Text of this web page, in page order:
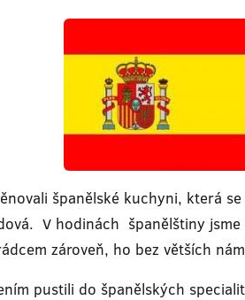
španělské kuchyni, která
V hodinách španělštiny
zároveň, ho bez větších
pustili do španělských